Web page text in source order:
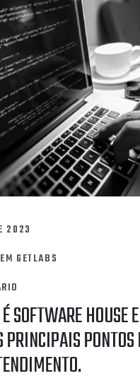
2023
GETLABS
SOFTWARE HOUSE E
PRINCIPAIS